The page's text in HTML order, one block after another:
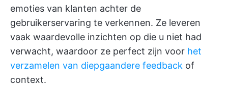
emoties van klanten achter de
gebruikerservaring te verkennen. Ze leveren
vaak waardevolle inzichten op die u niet had
verwacht, waardoor ze perfect zijn voor het
verzamelen van diepgaandere feedback of
context.